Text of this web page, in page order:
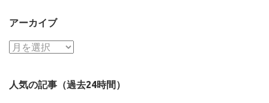
アーカイブ
ア
イ
人気の記事（過去24時間）